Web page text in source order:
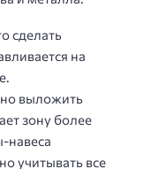
сделать
на
выложить
зону более
навеса
учитывать все